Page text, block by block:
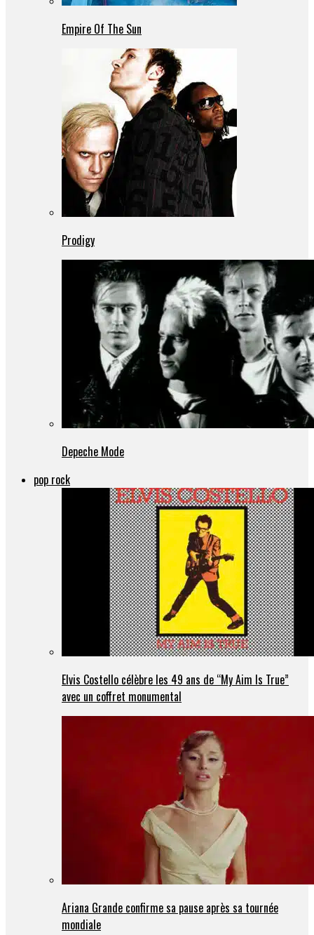
Empire Of The Sun
Prodigy
Depeche Mode
pop rock
Elvis Costello célèbre les 49 ans de “My Aim Is True”
avec un coffret monumental
Ariana Grande confirme sa pause après sa tournée
mondiale